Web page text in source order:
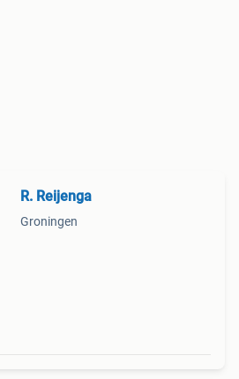
R. Reijenga
Groningen